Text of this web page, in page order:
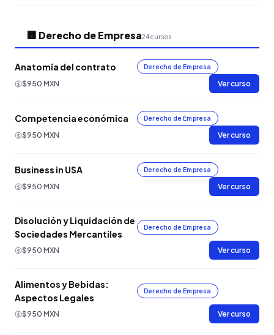
🏢 Derecho de Empresa24 cursos
Anatomía del contrato Derecho de Empresa
$950 MXN Ver curso
Competencia económica Derecho de Empresa
$950 MXN Ver curso
Business in USA Derecho de Empresa
$950 MXN Ver curso
Disolución y Liquidación de
Sociedades Mercantiles
Derecho de Empresa
$950 MXN Ver curso
Alimentos y Bebidas:
Aspectos Legales
Derecho de Empresa
$950 MXN Ver curso